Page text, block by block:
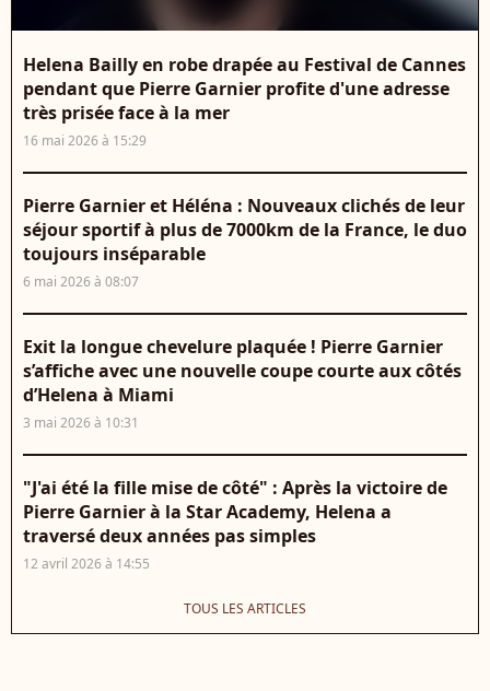
Helena Bailly en robe drapée au Festival de Cannes
pendant que Pierre Garnier profite d'une adresse
très prisée face à la mer
16 mai 2026 à 15:29
Pierre Garnier et Héléna : Nouveaux clichés de leur
séjour sportif à plus de 7000km de la France, le duo
toujours inséparable
6 mai 2026 à 08:07
Exit la longue chevelure plaquée ! Pierre Garnier
s’affiche avec une nouvelle coupe courte aux côtés
d’Helena à Miami
3 mai 2026 à 10:31
"J'ai été la fille mise de côté" : Après la victoire de
Pierre Garnier à la Star Academy, Helena a
traversé deux années pas simples
12 avril 2026 à 14:55
TOUS LES ARTICLES